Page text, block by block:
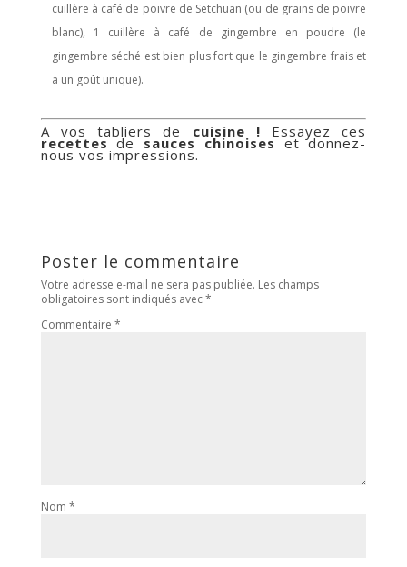
cuillère à café de poivre de Setchuan (ou de grains de poivre
blanc), 1 cuillère à café de gingembre en poudre (le
gingembre séché est bien plus fort que le gingembre frais et
a un goût unique).
A vos tabliers de cuisine ! Essayez ces
recettes de sauces chinoises et donnez-
nous vos impressions.
Poster le commentaire
Votre adresse e-mail ne sera pas publiée. Les champs
obligatoires sont indiqués avec*
Commentaire *
Nom *